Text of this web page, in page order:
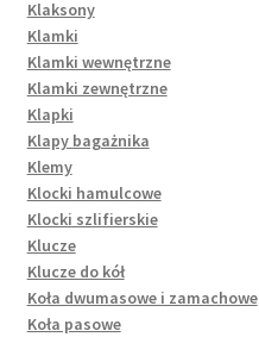
Klaksony
Klamki
Klamki wewnętrzne
Klamki zewnętrzne
Klapki
Klapy bagażnika
Klemy
Klocki hamulcowe
Klocki szlifierskie
Klucze
Klucze do kół
Koła dwumasowe i zamachowe
Koła pasowe